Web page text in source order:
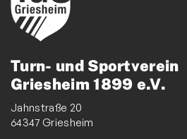
Turn- und Sportverein
Griesheim 1899 e.V.
Jahnstraße 20
64347 Griesheim